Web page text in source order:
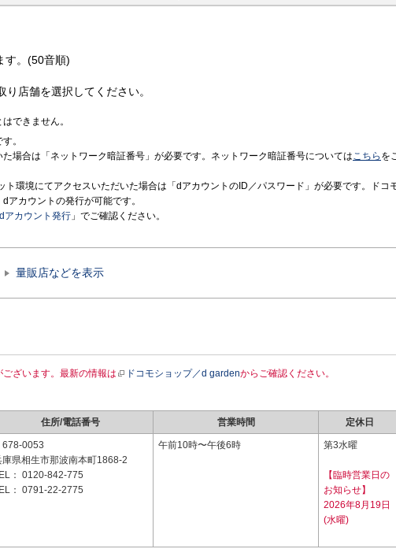
す。(50音順)
店舗を選択してください。
できません。
。
た場合は「ネットワーク暗証番号」が必要です。ネットワーク暗証番号についてはこちら を
ト環境にてアクセスいただいた場合は「dアカウントのID／パスワード」が必要です。ドコ
アカウントの発行が可能です。
dアカウント発行 」でご確認ください。
量販店などを表示
ざいます。最新の情報は ドコモショップ／d gardenからご確認ください。
住所/電話番号 営業時間 定休日
678-0053
庫県相生市那波南本町1868-2
： 0120-842-775
： 0791-22-2775
午前10時〜午後6時 第3水曜
【臨時営業日の
お知らせ】
2026年8月19日
(水曜)